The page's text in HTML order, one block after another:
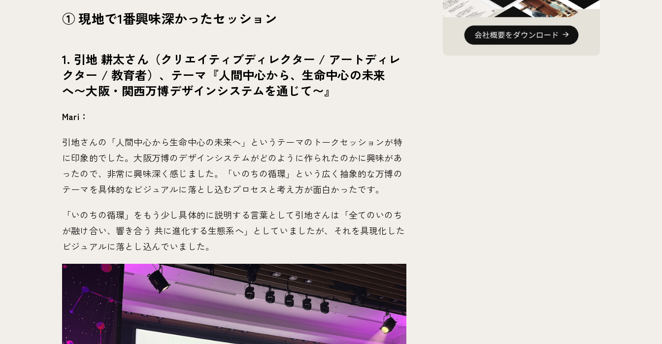
① 現地で1番興味深かったセッション
1. 引地 耕太さん（クリエイティブディレクター / アートディレ
クター / 教育者）、テーマ『人間中心から、生命中心の未来
へ〜大阪・関西万博デザインシステムを通じて〜』
Mari：
引地さんの「人間中心から生命中心の未来へ」というテーマのトークセッションが特
に印象的でした。大阪万博のデザインシステムがどのように作られたのかに興味があ
ったので、非常に興味深く感じました。「いのちの循環」という広く抽象的な万博の
テーマを具体的なビジュアルに落とし込むプロセスと考え方が面白かったです。
「いのちの循環」をもう少し具体的に説明する言葉として引地さんは「全てのいのち
が融け合い、響き合う 共に進化する生態系へ」としていましたが、それを具現化した
ビジュアルに落とし込んでいました。